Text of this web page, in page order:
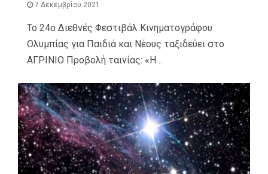
7 Δεκεμβρίου 2021
Το 24ο Διεθνές Φεστιβάλ Κινηματογράφου
Ολυμπίας για Παιδιά και Νέους ταξιδεύει στο
ΑΓΡΙΝΙΟ Προβολή ταινίας: «Η…